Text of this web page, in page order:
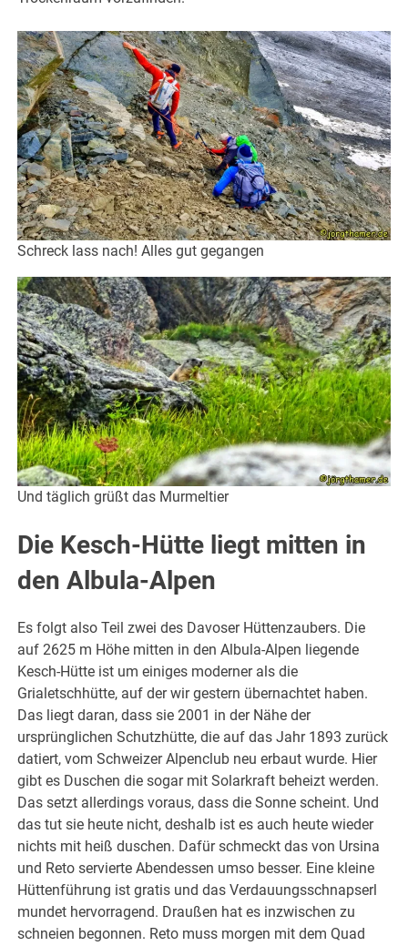
Schreck lass nach! Alles gut gegangen
Und täglich grüßt das Murmeltier
Die Kesch-Hütte liegt mitten in
den Albula-Alpen
Es folgt also Teil zwei des Davoser Hüttenzaubers. Die
auf 2625 m Höhe mitten in den Albula-Alpen liegende
Kesch-Hütte ist um einiges moderner als die
Grialetschhütte, auf der wir gestern übernachtet haben.
Das liegt daran, dass sie 2001 in der Nähe der
ursprünglichen Schutzhütte, die auf das Jahr 1893 zurück
datiert, vom Schweizer Alpenclub neu erbaut wurde. Hier
gibt es Duschen die sogar mit Solarkraft beheizt werden.
Das setzt allerdings voraus, dass die Sonne scheint. Und
das tut sie heute nicht, deshalb ist es auch heute wieder
nichts mit heiß duschen. Dafür schmeckt das von Ursina
und Reto servierte Abendessen umso besser. Eine kleine
Hüttenführung ist gratis und das Verdauungsschnapserl
mundet hervorragend. Draußen hat es inzwischen zu
schneien begonnen. Reto muss morgen mit dem Quad